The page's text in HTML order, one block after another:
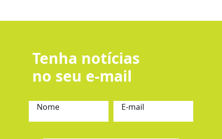
Tenha notícias
no seu e-mail
Nome E-mail